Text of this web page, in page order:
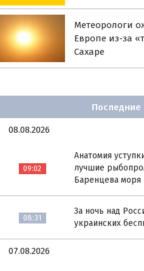
Метеорологи
Европе из-за
Сахаре
Последние
08.08.2026
09:02
Анатомия
лучшие
Баренцева моря
08:31
За ночь над
украинских
07.08.2026